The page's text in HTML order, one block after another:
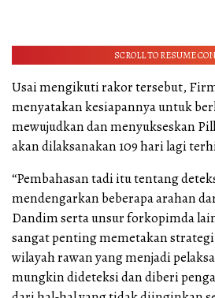
SCROLL TO RESUME
Usai mengikuti rakor tersebut,
menyatakan kesiapannya untuk
mewujudkan dan menyukseskan
akan dilaksanakan 109 hari lagi
“Pembahasan tadi itu tentang
mendengarkan beberapa arahan
Dandim serta unsur forkopimda
sangat penting memetakan
wilayah rawan yang menjadi
mungkin dideteksi dan diberi